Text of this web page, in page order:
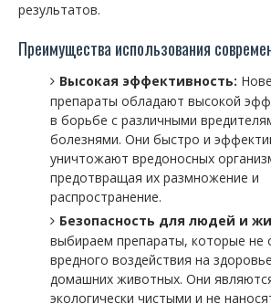
результатов.
Преимущества использования
Высокая эффективность:
препараты обладают высокой
в борьбе с различными
болезнями. Они быстро и
уничтожают вредоносных
предотвращая их размножение и
распространение.
Безопасность для людей и
выбираем препараты, которые не
вредного воздействия на
домашних животных. Они
экологически чистыми и не